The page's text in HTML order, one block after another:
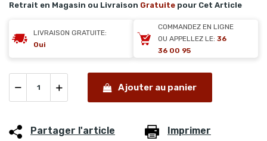
Retrait en Magasin ou Livraison Gratuite pour Cet Article
LIVRAISON GRATUITE:
Oui
COMMANDEZ EN LIGNE
OU APPELLEZ LE: 36
36 00 95
Ajouter au panier
Partager l'article Imprimer